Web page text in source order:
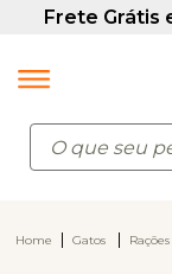
Home Gatos Rações